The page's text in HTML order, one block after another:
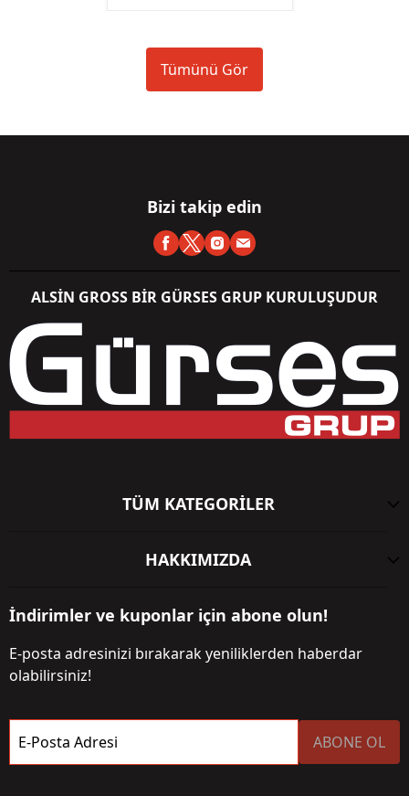
Tümünü Gör
Bizi takip edin
ALSİN GROSS BİR GÜRSES GRUP KURULUŞUDUR
TÜM KATEGORİLER
HAKKIMIZDA
İndirimler ve kuponlar için abone olun!
E-posta adresinizi bırakarak yeniliklerden haberdar
olabilirsiniz!
E-Posta Adresi ABONE OL